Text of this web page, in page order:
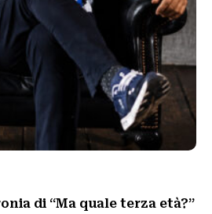
di “Ma quale terza età?”